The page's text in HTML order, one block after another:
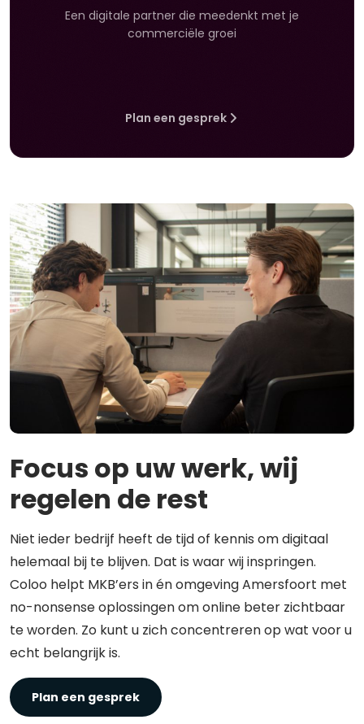
Een digitale partner die meedenkt met je
commerciële groei
Plan een gesprek
Focus op uw werk, wij
regelen de rest
Niet ieder bedrijf heeft de tijd of kennis om digitaal
helemaal bij te blijven. Dat is waar wij inspringen.
Coloo helpt MKB’ers in én omgeving Amersfoort met
no-nonsense oplossingen om online beter zichtbaar
te worden. Zo kunt u zich concentreren op wat voor u
echt belangrijk is.
Plan een gesprek